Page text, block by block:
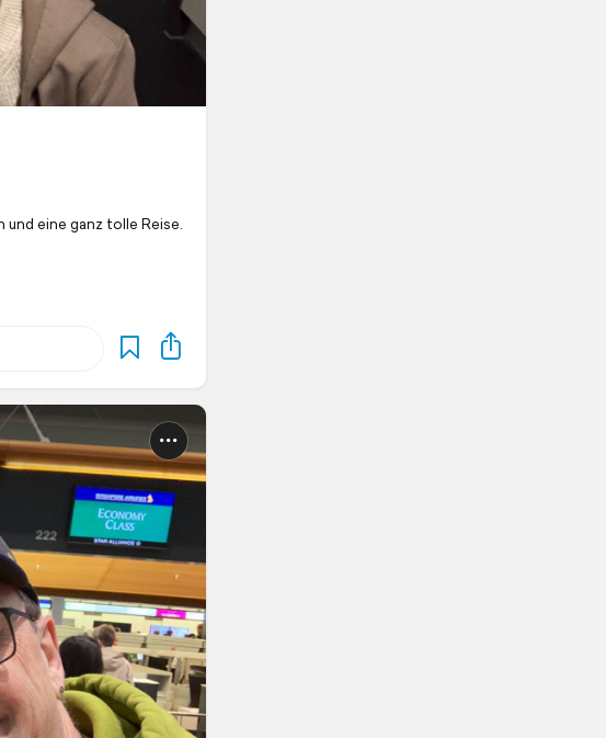
eine ganz tolle Reise.